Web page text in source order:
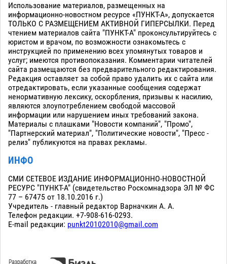
Использование материалов, размещенных на
информационно-новостном ресурсе «ПУНКТ-А», допускается
ТОЛЬКО С РАЗМЕЩЕНИЕМ АКТИВНОЙ ГИПЕРСЫЛКИ. Перед
чтением материалов сайта "ПУНКТ-А" проконсультируйтесь с
юристом и врачом, по возможности ознакомьтесь с
инструкцией по применению всех упомянутых товаров и
услуг; имеются противопоказания. Комментарии читателей
сайта размещаются без предварительного редактирования.
Редакция оставляет за собой право удалить их с сайта или
отредактировать, если указанные сообщения содержат
ненормативную лексику, оскорбления, призывы к насилию,
являются злоупотреблением свободой массовой
информации или нарушением иных требований закона.
Материалы с плашками "Новости компаний", "Промо",
"Партнерский материал", "Политические новости", "Пресс -
релиз" публикуются на правах рекламы.
ИНФО
СМИ СЕТЕВОЕ ИЗДАНИЕ ИНФОРМАЦИОННО-НОВОСТНОЙ
РЕСУРС "ПУНКТ-А" (свидетельство Роскомнадзора ЭЛ № ФС
77 – 67475 от 18.10.2016 г.)
Учредитель - главный редактор Варначкин А. А.
Телефон редакции. +7-908-616-0293.
E-mail редакции: punkt20102010@gmail.com